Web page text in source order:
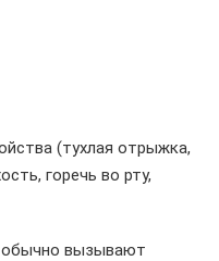
(тухлая отрыжка,
горечь во рту,
обычно вызывают